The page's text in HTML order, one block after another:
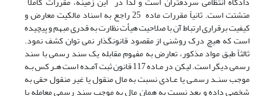
متشتت است. ثانیاً مقررات ماده 25 راجع به اسناد مالکیت معارض و
کیفیت برقراری ارتباط آن با صلاحیت هیأت نظارت به قدری مبهم و پیچیده
است که هیچ درک روشنی از مقصود قانونگذار نمی توان کشف نمود.
ثالثاً طبق مواد مذکور، تعارض به مفهوم مقابله یک سند رسمی با سند
رسمی دیگر است. لیکن در مـاده 117 قانون ثبت آمـده است هـر کس بـه
موجب سنـد رسمـی یا عـادی نسبت به مال منقول یا غیر منقول حقی به
شخصی داده و بعد نسبت به همان مال به موجب سند رسمی معامله یا